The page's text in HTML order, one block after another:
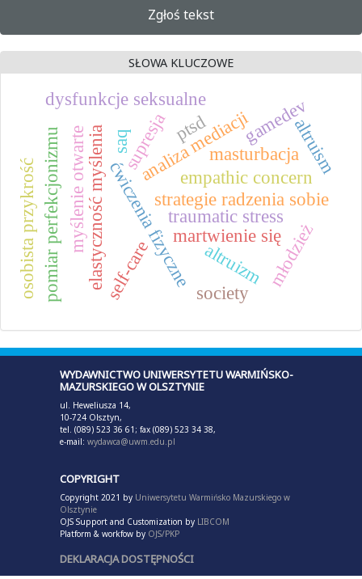
Zgłoś tekst
SŁOWA KLUCZOWE
ćwiczenia fizyczne
elastyczność myślenia martwienie się
strategie radzenia sobie
analiza mediacji
supresja
myślenie otwarte
dysfunkcje seksualne
masturbacja
pomiar perfekcjonizmu młodzież
self-care
altruism
empathic concern
altruizm
osobista przykrość traumatic stress
ptsd
saq gamedev
society
WYDAWNICTWO UNIWERSYTETU WARMIŃSKO-
MAZURSKIEGO W OLSZTYNIE
ul. Heweliusza 14,
10-724 Olsztyn,
tel. (089) 523 36 61; fax (089) 523 34 38,
e-mail: wydawca@uwm.edu.pl
COPYRIGHT
Copyright 2021 by Uniwersytetu Warmińsko Mazurskiego w
Olsztynie
OJS Support and Customization by LIBCOM
Platform & workfow by OJS/PKP
DEKLARACJA DOSTĘPNOŚCI